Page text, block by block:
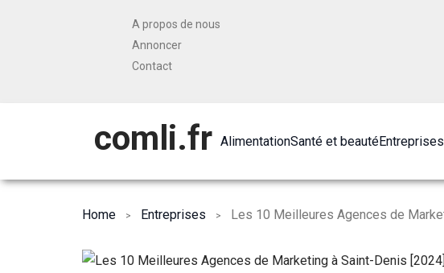
A propos de nous
Annoncer
Contact
comli.fr AlimentationSanté et beautéEntreprises
Home Entreprises